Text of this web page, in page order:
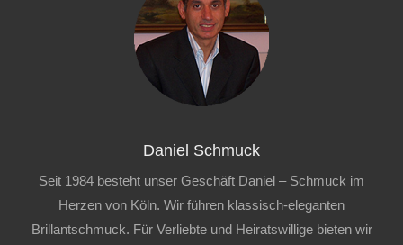
Daniel Schmuck
Seit 1984 besteht unser Geschäft Daniel – Schmuck im
Herzen von Köln. Wir führen klassisch-eleganten
Brillantschmuck. Für Verliebte und Heiratswillige bieten wir